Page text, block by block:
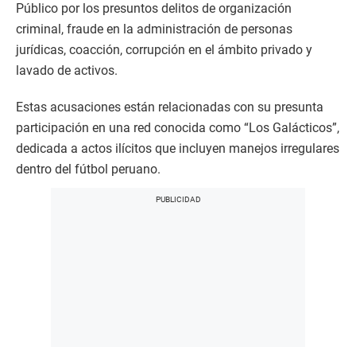
Público por los presuntos delitos de organización
criminal, fraude en la administración de personas
jurídicas, coacción, corrupción en el ámbito privado y
lavado de activos.
Estas acusaciones están relacionadas con su presunta
participación en una red conocida como “Los Galácticos”,
dedicada a actos ilícitos que incluyen manejos irregulares
dentro del fútbol peruano.